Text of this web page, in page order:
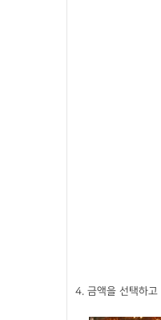
4. 금액을 선택하